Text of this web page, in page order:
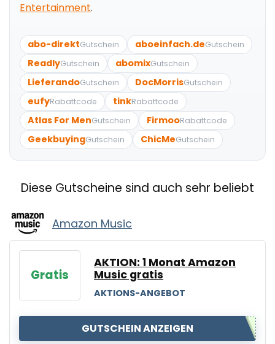
Entertainment.
abo-direktGutschein aboeinfach.deGutschein
ReadlyGutschein abomixGutschein
LieferandoGutschein DocMorrisGutschein
eufyRabattcode tinkRabattcode
Atlas For MenGutschein FirmooRabattcode
GeekbuyingGutschein ChicMeGutschein
Diese Gutscheine sind auch sehr beliebt
Amazon Music
Gratis
AKTION: 1 Monat Amazon
Music gratis
AKTIONS-ANGEBOT
GUTSCHEIN ANZEIGEN